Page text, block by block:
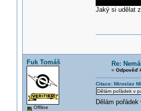
Jaký si udělat
Fuk Tomáš
Offline
Re:
« Odpověď
Citace: Miroslav
Dělám pořádek v
Dělám